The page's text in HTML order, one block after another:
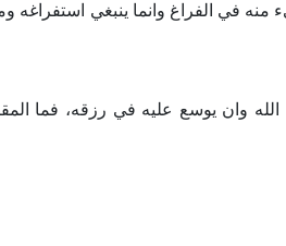
في الفراغ وانما ينبغي استفراغه
وان يوسع عليه في رزقه، فما